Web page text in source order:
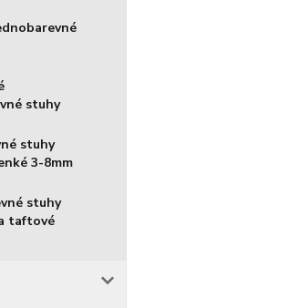
stuhy
stuhy
3-8mm
stuhy
taftové